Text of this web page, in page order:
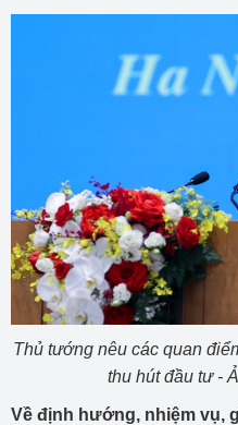
Thủ tướng nêu các quan
thu hút đầu tư -
Về định hướng, nhiệm vụ,